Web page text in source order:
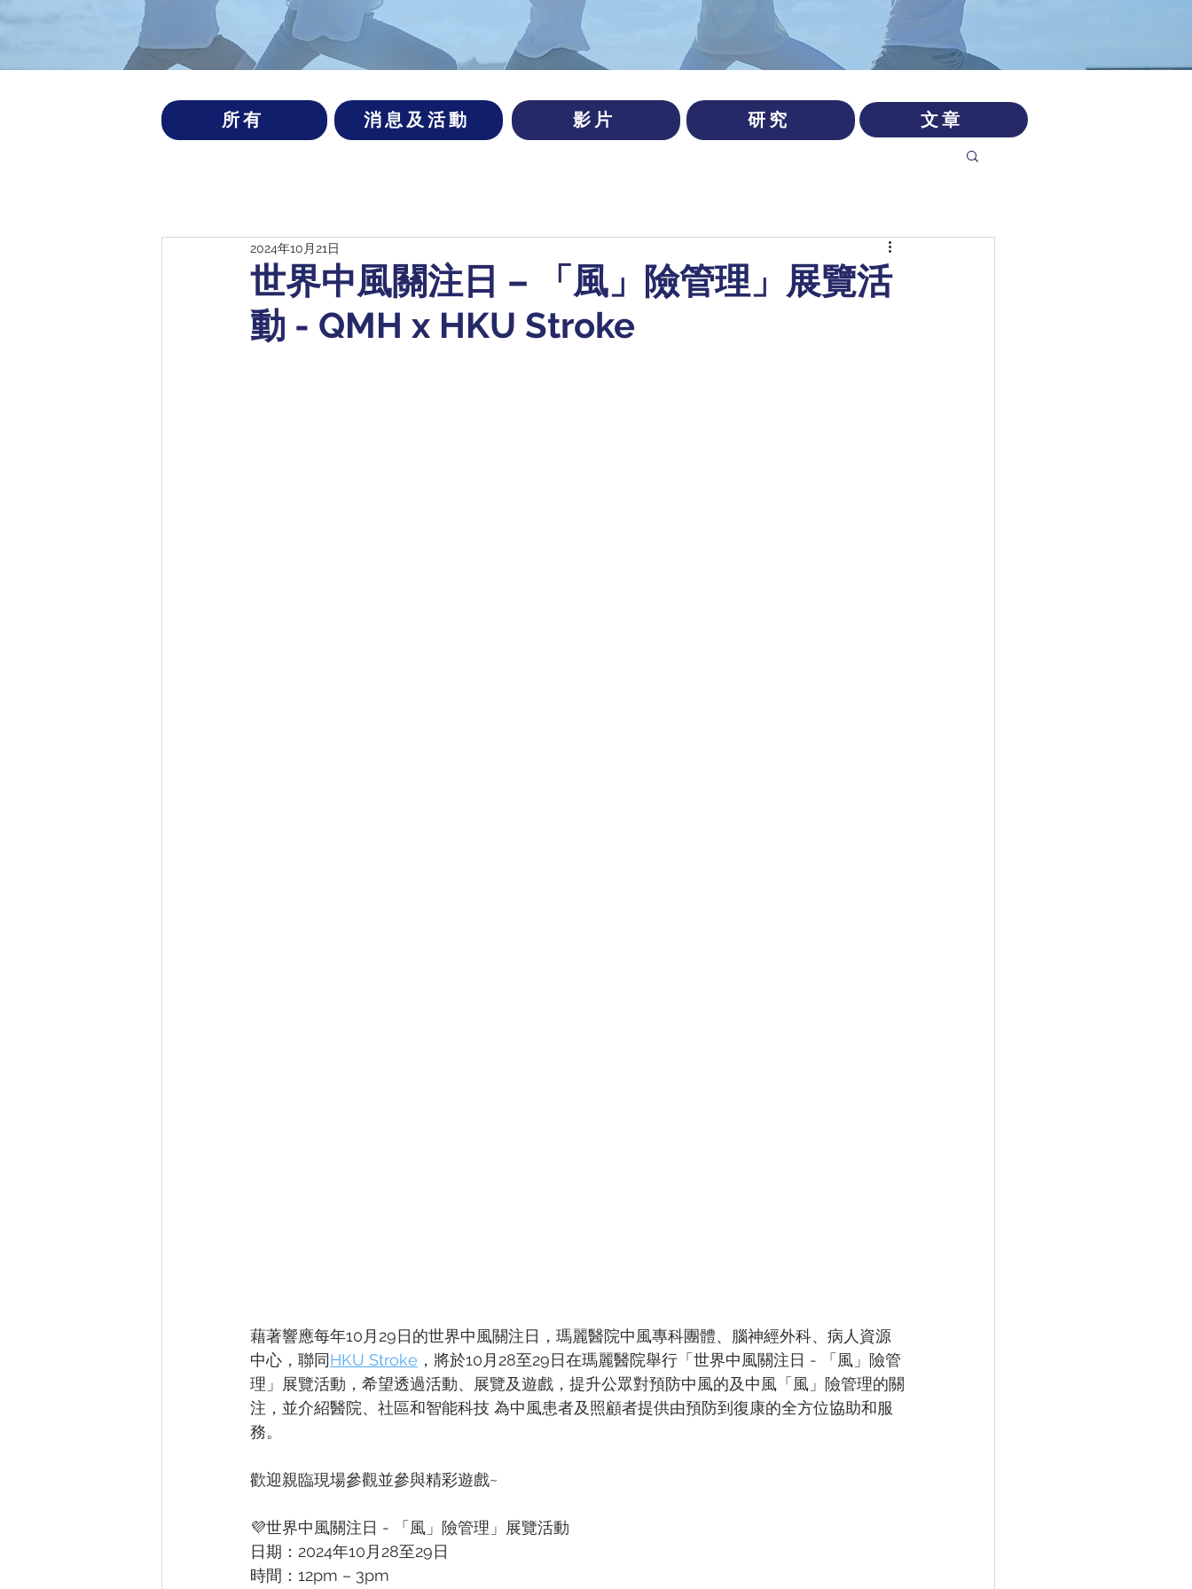
所有 消息及活動 影片 研究 文章
世界中風關注日 – 「風」險管理」展覽活
動 - QMH x HKU Stroke
2024年10月21日
藉著響應每年10月29日的世界中風關注日，瑪麗醫院中風專科團體、腦神經外科、病人資源
中心，聯同HKU Stroke ，將於10月28至29日在瑪麗醫院舉行「世界中風關注日 - 「風」險管
理」展覽活動，希望透過活動、展覽及遊戲，提升公眾對預防中風的及中風「風」險管理的關
注，並介紹醫院、社區和智能科技 為中風患者及照顧者提供由預防到復康的全方位協助和服
務。
歡迎親臨現場參觀並參與精彩遊戲~
💜世界中風關注日 - 「風」險管理」展覽活動
日期：2024年10月28至29日
時間：12pm – 3pm